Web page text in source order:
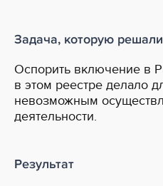
Задача, которую решали
Оспорить включение в
в этом реестре делало
невозможным
деятельности.
Результат